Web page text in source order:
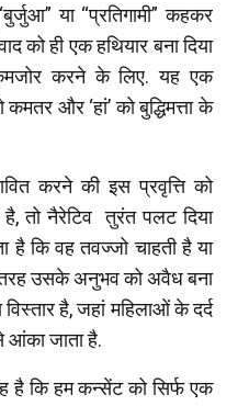
या “प्रतिगामी” कहकर
को ही एक हथियार बना दिया
करने के लिए. यह एक
और ‘हां’ को बुद्धिमत्ता के
करने की इस प्रवृत्ति को
तो नैरेटिव तुरंत पलट दिया
है कि वह तवज्जो चाहती है या
तरह उसके अनुभव को अवैध बना
है, जहां महिलाओं के दर्द
आंका जाता है.
है कि हम कन्सेंट को सिर्फ एक